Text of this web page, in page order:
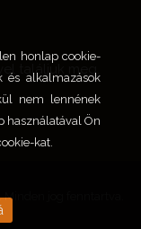
találjuk meg.
jog fenntartva.
honlap cookie-
és alkalmazások
nem lennének
használatával Ön
kat.